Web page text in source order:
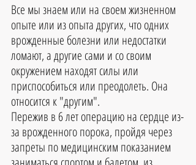
Все мы знаем или на своем жизненном
опыте или из опыта других, что одних
врожденные болезни или недостатки
ломают, а другие сами и со своим
окружением находят силы или
приспособиться или преодолеть. Она
относится к "другим".
Пережив в 6 лет операцию на сердце из-
за врожденного порока, пройдя через
запреты по медицинским показанием